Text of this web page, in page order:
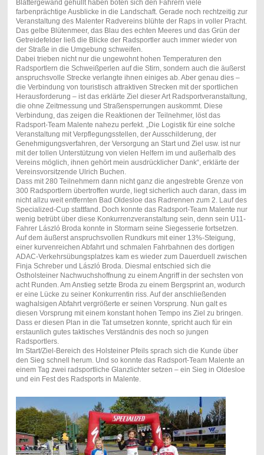
Blättergewand gehüllt haben boten sich den Fahrern viele
farbenprächtige Ausblicke in die Landschaft. Gerade noch rechtzeitig zur
Veranstaltung des Malenter Radvereins blühte der Raps in voller Pracht.
Das gelbe Blütenmeer, das Blau des echten Meeres und das Grün der
Getreidefelder ließ die Blicke der Radsportler auch immer wieder von
der Straße in die Umgebung schweifen.
Dabei trieben nicht nur die ungewohnt hohen Temperaturen den
Radsportlern die Schweißperlen auf die Stirn, sondern auch die äußerst
anspruchsvolle Strecke verlangte ihnen einiges ab. Aber genau dies –
die Verbindung von touristisch attraktiven Strecken mit der sportlichen
Herausforderung – ist das erklärte Ziel dieser Art Radsportveranstaltung,
die ohne Zeitmessung und Straßensperrungen auskommt. Diese
Verbindung, das zeigen die Reaktionen der Teilnehmer, löst das
Radsport-Team Malente nahezu perfekt. „Die Logistik für eine solche
Veranstaltung mit Verpflegungsstellen, der Ausschilderung, der
Genehmigungsverfahren, der Versorgung an Start und Ziel usw. ist nur
mit der tollen Unterstützung von vielen Helfern im und außerhalb des
Vereins möglich, ihnen gehört mein ausdrücklicher Dank“, erklärte der
Vereinsvorsitzende Ulrich Buchen.
Dass mit 280 Teilnehmern dann nicht ganz die angestrebte Grenze von
300 Radsportlern übertroffen wurde, liegt sicherlich auch daran, dass im
nicht allzu weit entfernten Bad Oldesloe das Radrennen zum 2. Lauf des
Specialized-Cup stattfand. Doch konnte das Radsport-Team Malente nur
wenig betrübt über diese Konkurrenzveranstaltung sein, denn sein U11-
Fahrer László Broda konnte in Stormarn seine Siegesserie fortsetzen.
Auf dem äußerst anspruchsvollen Rundkurs mit einer 13%-Steigung,
einer kurvenreichen Abfahrt und schmalen Fahrbahnen des dortigen
ADAC-Verkehrsübungsplatzes kam es wieder zum Dauerduell zwischen
Finja Schreber und László Broda. Diesmal entschied sich die
Ostholsteiner Nachwuchshoffnung zu einem Angriff in der sechsten von
acht Runden. Am Anstieg setzte Broda zu einem Bergsprint an, wodurch
er eine Lücke zu seiner Konkurrentin riss. Auf der anschließenden
waghalsigen Abfahrt vergrößerte er seinen Vorsprung. Nun galt es
diesen Vorsprung mit einem konstant hohen Tempo ins Ziel zu bringen.
Dass er diesen Plan in die Tat umsetzen konnte, spricht auch für ein
erstaunlich gutes taktisches Verständnis des noch so jungen
Radsportlers.
Im Start/Ziel-Bereich des Holsteiner Pfeils sprach sich die Kunde über
den Sieg schnell herum. Und so konnte das Radsport-Team Malente an
einem Tag zwei radsportliche Glanzlichter setzen – ein Sieg in Oldesloe
und ein Fest des Radsports in Malente.